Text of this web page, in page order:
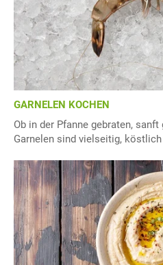
GARNELEN KOCHEN
Ob in der Pfanne gebraten,
Garnelen sind vielseitig,